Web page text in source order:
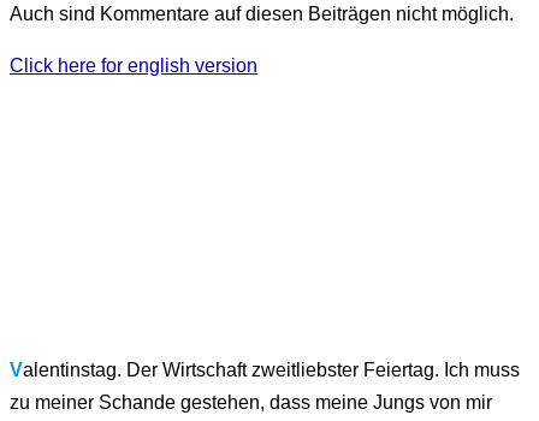
Auch sind Kommentare auf diesen Beiträgen nicht möglich.
Click here for english version
Valentinstag. Der Wirtschaft zweitliebster Feiertag. Ich muss
zu meiner Schande gestehen, dass meine Jungs von mir